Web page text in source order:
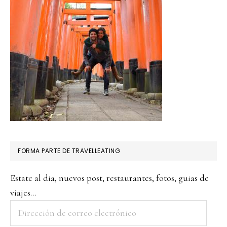
FORMA PARTE DE TRAVELLEATING
Estate al dia, nuevos post, restaurantes, fotos, guias de
viajes...